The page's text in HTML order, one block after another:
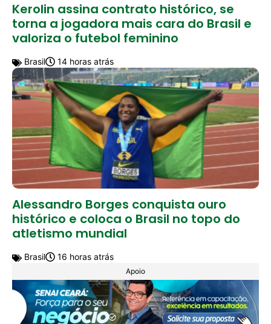
Kerolin assina contrato histórico, se
torna a jogadora mais cara do Brasil e
valoriza o futebol feminino
Brasil 14 horas atrás
Alessandro Borges conquista ouro
histórico e coloca o Brasil no topo do
atletismo mundial
Brasil 16 horas atrás
Apoio